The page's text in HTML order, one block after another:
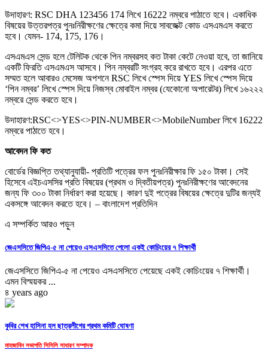
উদাহারণ: RSC DHA 123456 174 লিখে 16222 নম্বরে পাঠাতে হবে। একাধিক
বিষয়ের উত্তরপত্র পুনঃনিরীক্ষণের ক্ষেত্রে কমা দিয়ে সাবজেক্ট কোড এসএমএস করতে
হবে। যেমন- 174, 175, 176।
এসএমএস সেন্ড হলে টেলিটক থেকে পিন নম্বরসহ কত টাকা কেটে নেওয়া হবে, তা জানিয়ে
একটি ফিরতি এসএমএস আসবে। পিন নম্বরটি সংগ্রহ করে রাখতে হবে। এরপর এতে
সম্মত হলে আবারও মেসেজ অপশনে RSC লিখে স্পেস দিয়ে YES লিখে স্পেস দিয়ে
‘পিন নম্বর’ লিখে স্পেস দিয়ে নিজস্ব মোবাইল নম্বর (যেকোনো অপারেটর) লিখে ১৬২২২
নম্বরে সেন্ড করতে হবে।
উদাহারণ:RSC<>YES<>PIN-NUMBER<>MobileNumber লিখে 16222
নম্বরে পাঠাতে হবে।
আবেদন ফি কত
বোর্ডের বিজ্ঞপ্তি তথ্যানুযায়ী- প্রতিটি পত্রের ফল পুনঃনিরীক্ষার ফি ১৫০ টাকা। সেই
হিসেবে এইচএসসির প্রতি বিষয়ের (প্রথম ও ‍দ্বিতীয়পত্র) পুনঃনিরীক্ষণের আবেদনের
জন্য ফি ৩০০ টাকা নির্ধারণ করা হয়েছে। কারণ দুই পত্রের বিষয়ের ক্ষেত্রে দুটির জন্যই
একসঙ্গে আবেদন করতে হবে। – বাংলাদেশ প্রতিদিন
এ সম্পর্কিত আরও পড়ুন
জেএসসিতে জিপিএ-৫ না পেয়েও এসএসসিতে পেলো একই কোচিংয়ের ৭ শিক্ষার্থী
জেএসসিতে জিপিএ-৫ না পেয়েও এসএসসিতে পেয়েছে একই কোচিংয়ের ৭ শিক্ষার্থী।
এমন বিস্ময়কর ...
৪ years ago
কুবির শেখ হাসিনা হল ছাত্রলীগের প্রথম কমিটি ঘোষণা
মাহজাবিন সভাপতি সিসিলি সাধারণ সম্পাদক